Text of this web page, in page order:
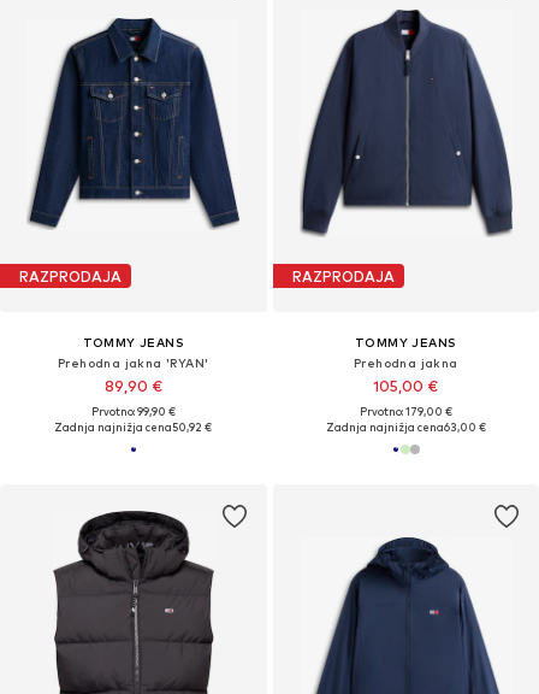
RAZPRODAJA
TOMMY JEANS
Prehodna jakna 'RYAN'
89,90 €
Prvotno: 99,90 €
Zadnja najnižja cena50,92 €
RAZPRODAJA
TOMMY JEANS
Prehodna jakna
105,00 €
Prvotno: 179,00 €
Zadnja najnižja cena63,00 €